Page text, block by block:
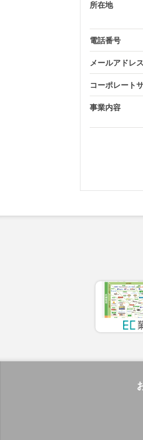
所在地
電話番号
メールアドレス
コーポレート
事業内容